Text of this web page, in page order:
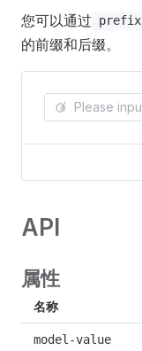
您可以通过 prefix
的前缀和后缀。
API
属性
名称
model-value